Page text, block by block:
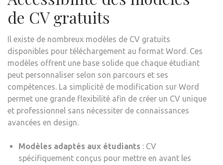
de CV gratuits
Il existe de nombreux modèles de CV gratuits
disponibles pour téléchargement au format Word. Ces
modèles offrent une base solide que chaque étudiant
peut personnaliser selon son parcours et ses
compétences. La simplicité de modification sur Word
permet une grande flexibilité afin de créer un CV unique
et professionnel sans nécessiter de connaissances
avancées en design.
Modèles adaptés aux étudiants : CV
spécifiquement conçus pour mettre en avant les